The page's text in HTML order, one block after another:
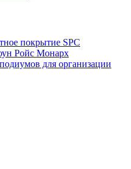
покрытие SPC
Ройс Монарх
для организации